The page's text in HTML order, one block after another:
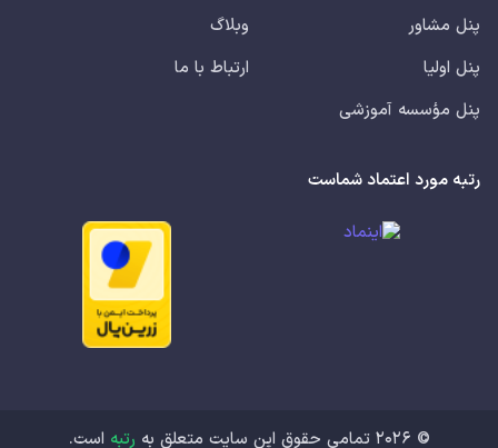
پنل مشاور
پنل اولیا
پنل مؤسسه آموزشی
وبلاگ
ارتباط با ما
رتبه مورد اعتماد شماست
©
2026 تمامی حقوق این سایت متعلق به رتبه است.